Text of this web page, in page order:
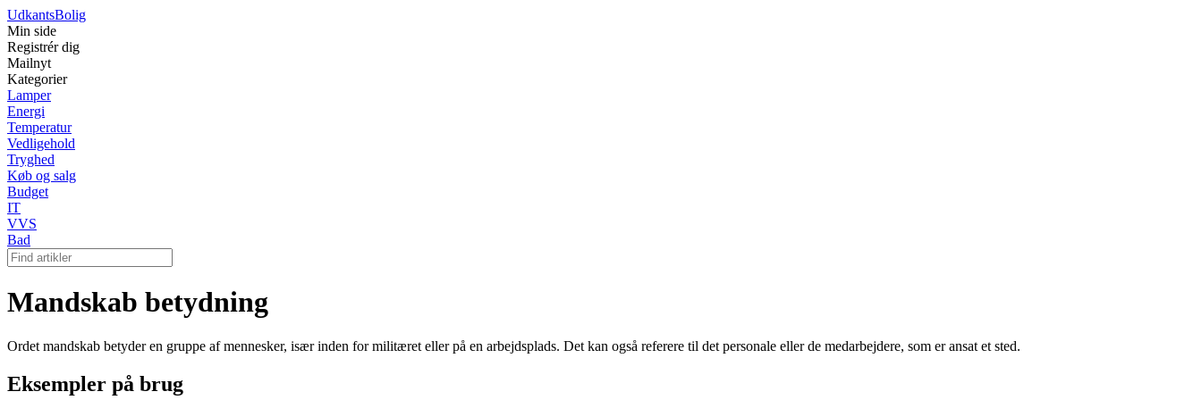
UdkantsBolig
Min side
Registrér dig
Mailnyt
Kategorier
Lamper
Energi
Temperatur
Vedligehold
Tryghed
Køb og salg
Budget
IT
VVS
Bad
Mandskab betydning
Ordet mandskab betyder en gruppe af mennesker, især inden for militæret eller på en arbejdsplads. Det kan også referere til det personale eller de medarbejdere, som er ansat et sted.
Eksempler på brug